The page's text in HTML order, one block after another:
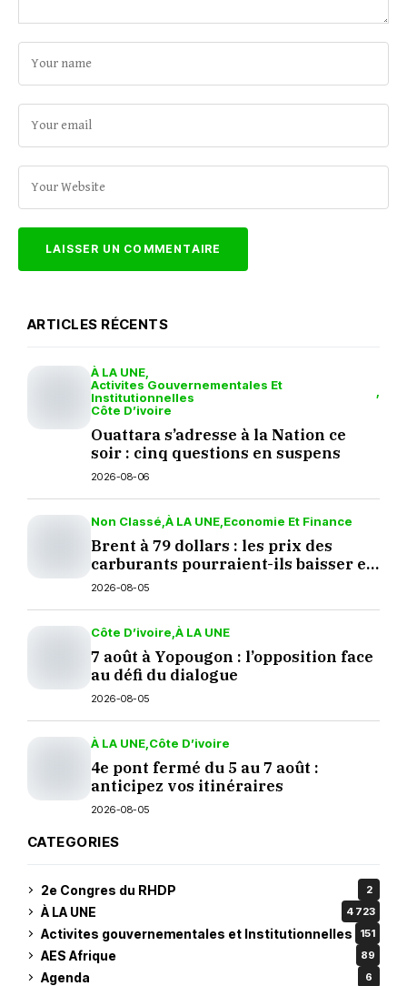
ARTICLES RÉCENTS
À LA UNE
Activites Gouvernementales Et
Institutionnelles
Côte D’ivoire
Ouattara s’adresse à la Nation ce
soir : cinq questions en suspens
2026-08-06
Non Classé À LA UNE Economie Et Finance
Brent à 79 dollars : les prix des
carburants pourraient-ils baisser en
septembre ?
2026-08-05
Côte D’ivoire À LA UNE
7 août à Yopougon : l’opposition face
au défi du dialogue
2026-08-05
À LA UNE Côte D’ivoire
4e pont fermé du 5 au 7 août :
anticipez vos itinéraires
2026-08-05
CATEGORIES
2e Congres du RHDP 2
À LA UNE 4 723
Activites gouvernementales et Institutionnelles 151
AES Afrique 89
Agenda 6